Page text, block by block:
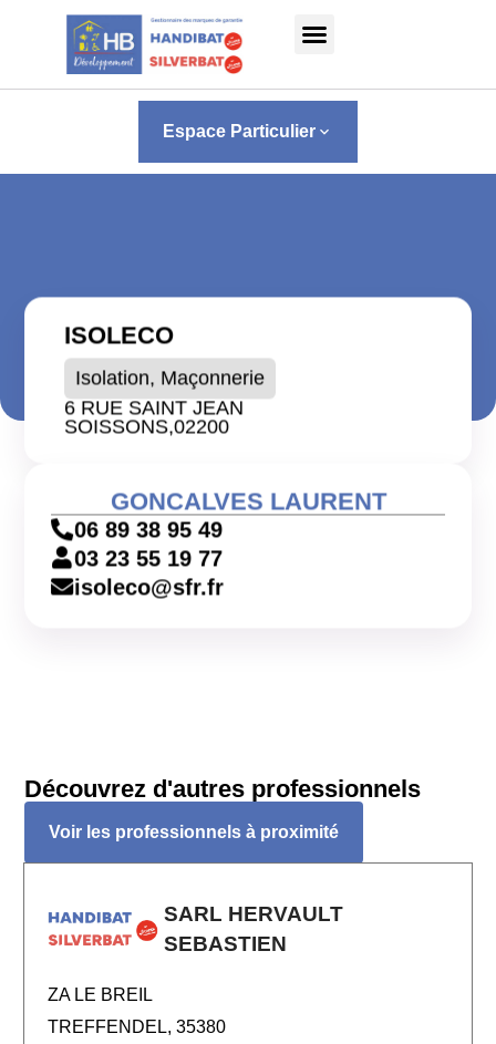
Panneau de gestion des cookies
Espace Particulier keyboard_arrow_down
ISOLECO
Isolation, Maçonnerie
6 RUE SAINT JEAN
SOISSONS,02200
GONCALVES LAURENT
06 89 38 95 49
03 23 55 19 77
isoleco@sfr.fr
Découvrez d'autres professionnels
Voir les professionnels à proximité
SARL HERVAULT
SEBASTIEN
ZA LE BREIL
TREFFENDEL, 35380